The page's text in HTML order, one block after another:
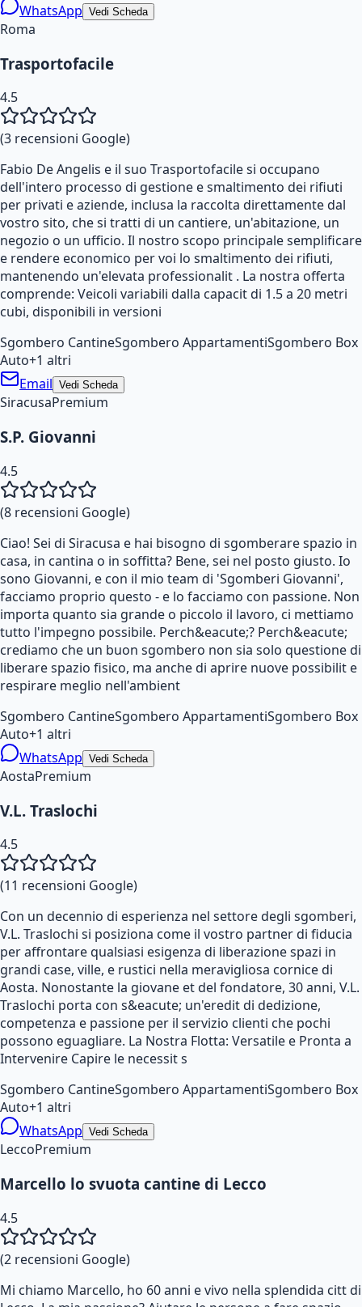
WhatsApp Vedi Scheda
Roma
Trasportofacile
4.5
(3 recensioni Google)
Fabio De Angelis e il suo Trasportofacile si occupano
dell'intero processo di gestione e smaltimento dei rifiuti
per privati e aziende, inclusa la raccolta direttamente dal
vostro sito, che si tratti di un cantiere, un'abitazione, un
negozio o un ufficio. Il nostro scopo principale semplificare
e rendere economico per voi lo smaltimento dei rifiuti,
mantenendo un'elevata professionalit . La nostra offerta
comprende: Veicoli variabili dalla capacit di 1.5 a 20 metri
cubi, disponibili in versioni
Sgombero CantineSgombero AppartamentiSgombero Box
Auto+1 altri
Email Vedi Scheda
SiracusaPremium
S.P. Giovanni
4.5
(8 recensioni Google)
Ciao! Sei di Siracusa e hai bisogno di sgomberare spazio in
casa, in cantina o in soffitta? Bene, sei nel posto giusto. Io
sono Giovanni, e con il mio team di 'Sgomberi Giovanni',
facciamo proprio questo - e lo facciamo con passione. Non
importa quanto sia grande o piccolo il lavoro, ci mettiamo
tutto l'impegno possibile. Perch&eacute;? Perch&eacute;
crediamo che un buon sgombero non sia solo questione di
liberare spazio fisico, ma anche di aprire nuove possibilit e
respirare meglio nell'ambient
Sgombero CantineSgombero AppartamentiSgombero Box
Auto+1 altri
WhatsApp Vedi Scheda
AostaPremium
V.L. Traslochi
4.5
(11 recensioni Google)
Con un decennio di esperienza nel settore degli sgomberi,
V.L. Traslochi si posiziona come il vostro partner di fiducia
per affrontare qualsiasi esigenza di liberazione spazi in
grandi case, ville, e rustici nella meravigliosa cornice di
Aosta. Nonostante la giovane et del fondatore, 30 anni, V.L.
Traslochi porta con s&eacute; un'eredit di dedizione,
competenza e passione per il servizio clienti che pochi
possono eguagliare. La Nostra Flotta: Versatile e Pronta a
Intervenire Capire le necessit s
Sgombero CantineSgombero AppartamentiSgombero Box
Auto+1 altri
WhatsApp Vedi Scheda
LeccoPremium
Marcello lo svuota cantine di Lecco
4.5
(2 recensioni Google)
Mi chiamo Marcello, ho 60 anni e vivo nella splendida citt di